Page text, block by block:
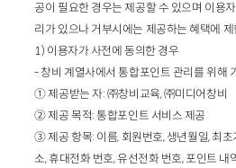
공이 필요한 경우는 제공할 수 있으며 이용
리가 있으나 거부시에는 제공하는 혜택에
1) 이용자가 사전에 동의한 경우
- 창비 계열사에서 통합포인트 관리를 위해
① 제공받는 자: ㈜창비교육, ㈜미디어창비
② 제공 목적: 통합포인트 서비스 제공
③ 제공 항목: 이름, 회원번호, 생년월일, 최초
소, 휴대전화 번호, 유선전화 번호, 포인트 내